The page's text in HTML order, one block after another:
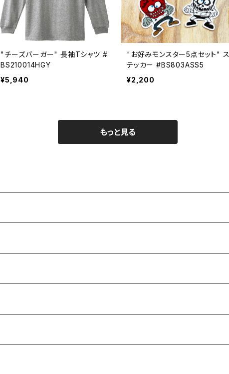
"チーズバーガー" 長袖Tシャツ #
BS210014HGY
¥5,940
"お好みモンスター5点セット" ス
テッカー #BS803ASS5
¥2,200
もっと見る